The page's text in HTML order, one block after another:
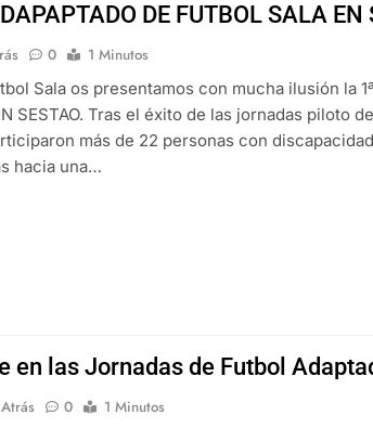
DE FUTBOL SALA EN
0
1 Minutos
Sala os presentamos con mucha ilusión la
SESTAO. Tras el éxito de las jornadas piloto
más de 22 personas con
hacia una…
en las Jornadas de Futbol
0
1 Minutos